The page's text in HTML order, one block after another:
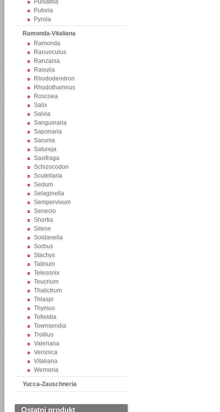
Pulsatilla
Putoria
Pyrola
Ramonda-Vitaliana
Ramonda
Ranunculus
Ranzania
Raoulia
Rhododendron
Rhodothamnus
Roscoea
Salix
Salvia
Sanguinaria
Saponaria
Saruma
Satureja
Saxifraga
Schizocodon
Scutellaria
Sedum
Selaginella
Sempervivum
Senecio
Shortia
Silene
Soldanella
Sorbus
Stachys
Talinum
Telesonix
Teucrium
Thalictrum
Thlaspi
Thymus
Tofieldia
Townsendia
Trollius
Valeriana
Veronica
Vitaliana
Werneria
Yucca-Zauschneria
Ostatni produkt